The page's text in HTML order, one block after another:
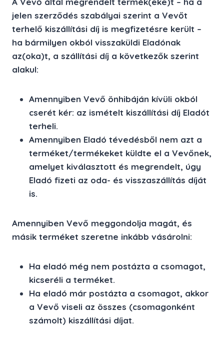
jelen szerződés szabályai szerint a Vevőt
terhelő kiszállítási díj is megfizetésre került –
ha bármilyen okból visszaküldi Eladónak
az(oka)t, a szállítási díj a következők szerint
alakul:
Amennyiben Vevő önhibáján kívüli okból
cserét kér: az ismételt kiszállítási díj Eladót
terheli.
Amennyiben Eladó tévedésből nem azt a
terméket/termékeket küldte el a Vevőnek,
amelyet kiválasztott és megrendelt, úgy
Eladó fizeti az oda- és visszaszállítás díját
is.
Amennyiben Vevő meggondolja magát, és
másik terméket szeretne inkább vásárolni:
Ha eladó még nem postázta a csomagot,
kicseréli a terméket.
Ha eladó már postázta a csomagot, akkor
a Vevő viseli az összes (csomagonként
számolt) kiszállítási díjat.